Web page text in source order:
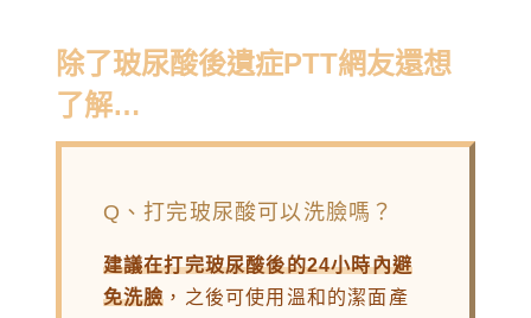
除了玻尿酸後遺症PTT網友還想
了解…
Q、打完玻尿酸可以洗臉嗎？
建議在打完玻尿酸後的24小時內避
免洗臉 ，之後可使用溫和的潔面產